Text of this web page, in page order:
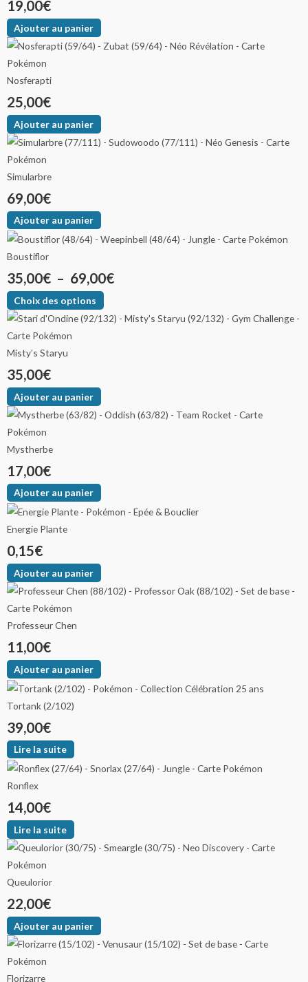
19,00€
Ajouter au panier
Nosferapti
25,00€
Ajouter au panier
Simularbre
69,00€
Ajouter au panier
Boustiflor
35,00€ – 69,00€
Choix des options
Misty’s Staryu
35,00€
Ajouter au panier
Mystherbe
17,00€
Ajouter au panier
Energie Plante
0,15€
Ajouter au panier
Professeur Chen
11,00€
Ajouter au panier
Tortank (2/102)
39,00€
Lire la suite
Ronflex
14,00€
Lire la suite
Queulorior
22,00€
Ajouter au panier
Florizarre